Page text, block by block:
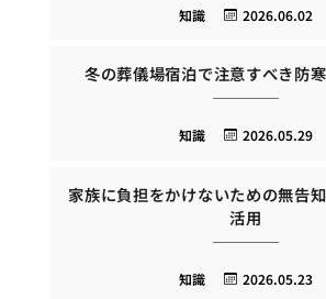
2026.06.02
知識
冬の葬儀場宿泊で注意すべき防
2026.05.29
知識
家族に負担をかけないための無告
活用
2026.05.23
知識